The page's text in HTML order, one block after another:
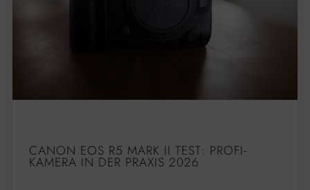
CANON EOS R5 MARK II TEST: PROFI-
KAMERA IN DER PRAXIS 2026